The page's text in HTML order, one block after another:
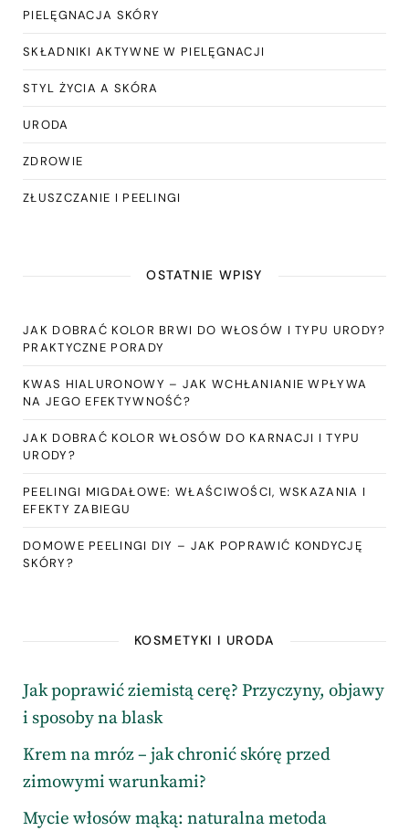
PIELĘGNACJA SKÓRY
SKŁADNIKI AKTYWNE W PIELĘGNACJI
STYL ŻYCIA A SKÓRA
URODA
ZDROWIE
ZŁUSZCZANIE I PEELINGI
OSTATNIE WPISY
JAK DOBRAĆ KOLOR BRWI DO WŁOSÓW I TYPU URODY?
PRAKTYCZNE PORADY
KWAS HIALURONOWY – JAK WCHŁANIANIE WPŁYWA
NA JEGO EFEKTYWNOŚĆ?
JAK DOBRAĆ KOLOR WŁOSÓW DO KARNACJI I TYPU
URODY?
PEELINGI MIGDAŁOWE: WŁAŚCIWOŚCI, WSKAZANIA I
EFEKTY ZABIEGU
DOMOWE PEELINGI DIY – JAK POPRAWIĆ KONDYCJĘ
SKÓRY?
KOSMETYKI I URODA
Jak poprawić ziemistą cerę? Przyczyny, objawy
i sposoby na blask
Krem na mróz – jak chronić skórę przed
zimowymi warunkami?
Mycie włosów mąką: naturalna metoda